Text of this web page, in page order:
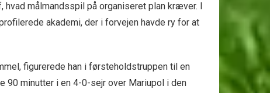
målmandsspil på organiseret plan kræver. I
akademi, der i forvejen havde ry for at
figurerede han i førsteholdstruppen til en
90 minutter i en 4-0-sejr over Mariupol i den